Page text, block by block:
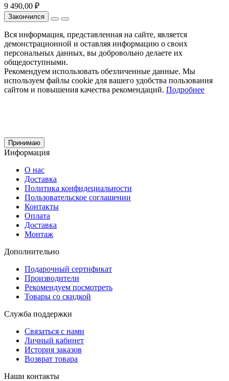
9 490,00 ₽
Закончился
Вся информация, представленная на сайте, является
демонстрационной и оставляя информацию о своих
персональных данных, вы добровольно делаете их
общедоступными.
Рекомендуем использовать обезличенные данные. Мы
используем файлы cookie для вашего удобства пользования
сайтом и повышения качества рекомендаций. Подробнее
Принимаю
Информация
О нас
Доставка
Политика конфидециальности
Пользовательское соглашении
Контакты
Оплата
Доставка
Монтаж
Дополнительно
Подарочный сертификат
Производители
Рекомендуем посмотреть
Товары со скидкой
Служба поддержки
Связаться с нами
Личный кабинет
История заказов
Возврат товара
Наши контакты